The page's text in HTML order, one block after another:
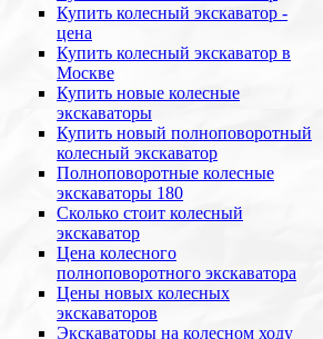
Купить колесный экскаватор -
цена
Купить колесный экскаватор в
Москве
Купить новые колесные
экскаваторы
Купить новый полноповоротный
колесный экскаватор
Полноповоротные колесные
экскаваторы 180
Сколько стоит колесный
экскаватор
Цена колесного
полноповоротного экскаватора
Цены новых колесных
экскаваторов
Экскаваторы на колесном ходу